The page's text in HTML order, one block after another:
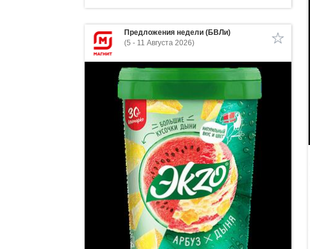
Предложения недели (БВЛи)
(5 - 11 Августа 2026)